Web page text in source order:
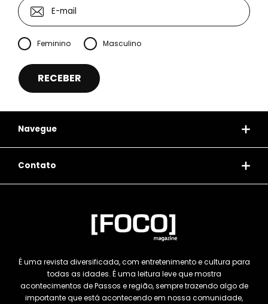
Feminino Masculino
Navegue
Contato
É uma revista diversificada, com entretenimento e cultura para
todas as idades. É uma leitura leve que mostra
acontecimentos de Passos e região, sempre trazendo algo de
importante que está acontecendo em nossa comunidade,